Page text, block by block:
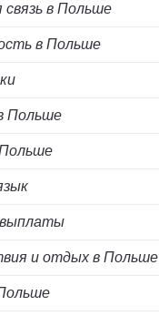
связь в Польше
в Польше
Польше
и отдых в Польше